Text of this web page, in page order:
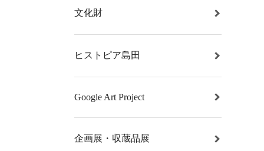
文化財
ヒストピア島田
Google Art Project
企画展・収蔵品展